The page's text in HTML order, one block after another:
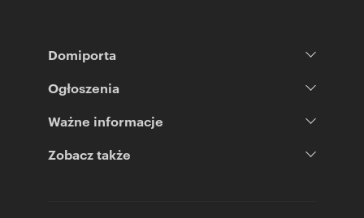
Domiporta
Ogłoszenia
Ważne informacje
Zobacz także